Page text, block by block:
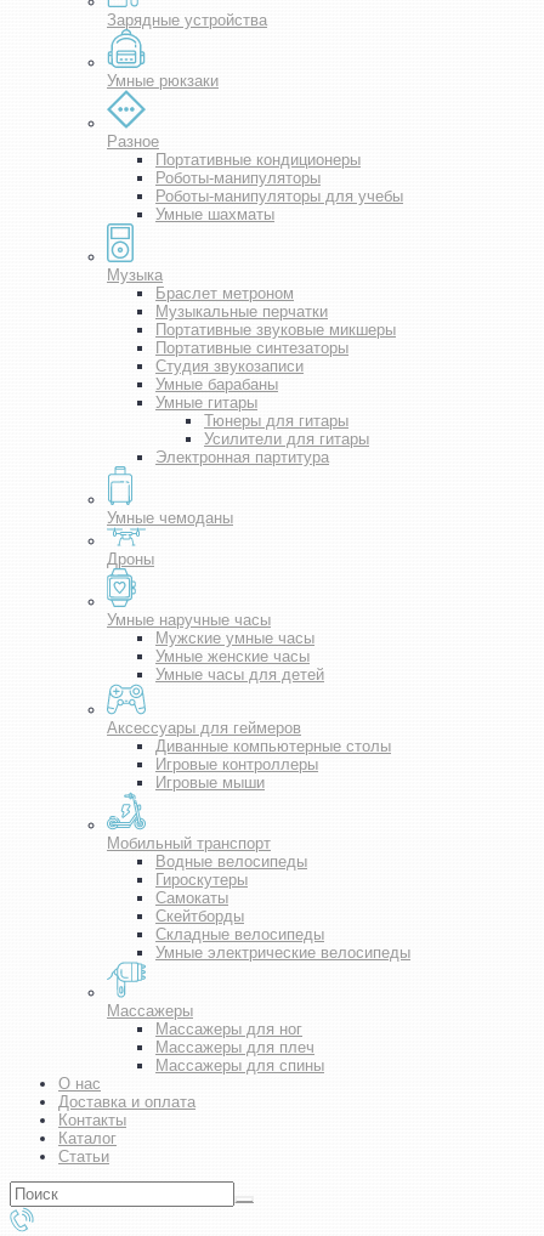
Зарядные устройства
Умные рюкзаки
Разное
Портативные кондиционеры
Роботы-манипуляторы
Роботы-манипуляторы для учебы
Умные шахматы
Музыка
Браслет метроном
Музыкальные перчатки
Портативные звуковые микшеры
Портативные синтезаторы
Студия звукозаписи
Умные барабаны
Умные гитары
Тюнеры для гитары
Усилители для гитары
Электронная партитура
Умные чемоданы
Дроны
Умные наручные часы
Мужские умные часы
Умные женские часы
Умные часы для детей
Аксессуары для геймеров
Диванные компьютерные столы
Игровые контроллеры
Игровые мыши
Мобильный транспорт
Водные велосипеды
Гироскутеры
Самокаты
Скейтборды
Складные велосипеды
Умные электрические велосипеды
Массажеры
Массажеры для ног
Массажеры для плеч
Массажеры для спины
О нас
Доставка и оплата
Контакты
Каталог
Статьи